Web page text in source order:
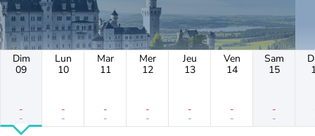
Dim
09
-
-
Lun
10
-
-
Mar
11
-
-
Mer
12
-
-
Jeu
13
-
-
Ven
14
-
-
Sam
15
-
-